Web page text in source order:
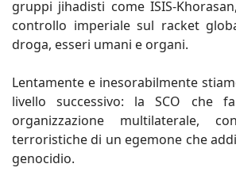
gruppi jihadisti come ISIS-
controllo imperiale sul racket
droga, esseri umani e organi.
Lentamente e inesorabilmente
livello successivo: la SCO che
organizzazione multilaterale,
terroristiche di un egemone che
genocidio.